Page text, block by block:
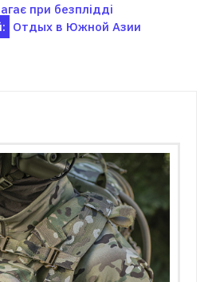
при безплідді
Отдых в Южной Азии